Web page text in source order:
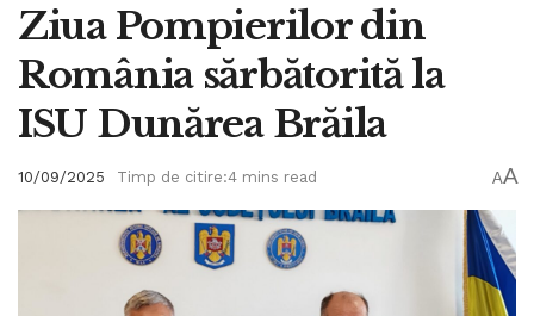
Ziua Pompierilor din
România sărbătorită la
ISU Dunărea Brăila
10/09/2025 Timp de citire:4 mins read AA